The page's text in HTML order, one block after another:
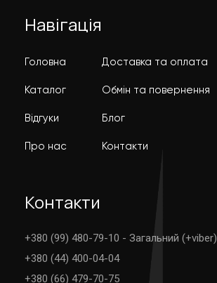
Навігація
Головна
Каталог
Відгуки
Про нас
Доставка та оплата
Обмін та повернення
Блог
Контакти
Контакти
+380 (99) 480-79-10 - Загальний (+viber)
+380 (44) 400-04-04
+380 (66) 479-70-75